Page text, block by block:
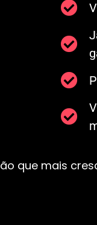
que mais